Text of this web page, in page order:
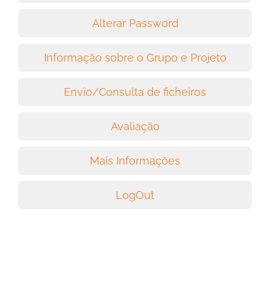
Alterar Password
Informação sobre o Grupo e Projeto
Envio/Consulta de ficheiros
Avaliação
Mais Informações
LogOut